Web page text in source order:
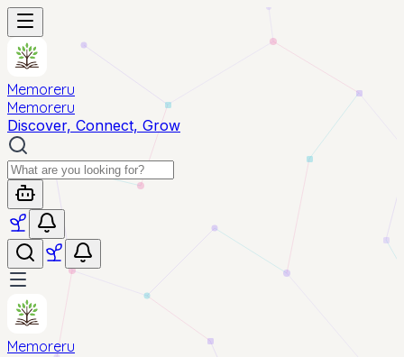
Memoreru
Memoreru
Discover, Connect, Grow
Memoreru